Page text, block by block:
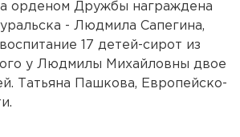
орденом Дружбы награждена
- Людмила Сапегина,
17 детей-сирот из
у Людмилы Михайловны двое
Татьяна Пашкова, Европейско-